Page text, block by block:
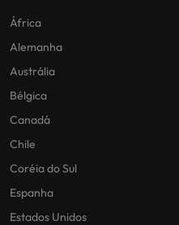
África
Alemanha
Austrália
Bélgica
Canadá
Chile
Coréia do Sul
Espanha
Estados Unidos